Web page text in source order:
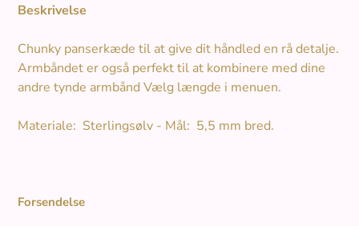
Beskrivelse
Chunky panserkæde til at give dit håndled en rå detalje.
Armbåndet er også perfekt til at kombinere med dine
andre tynde armbånd Vælg længde i menuen.
Materiale: Sterlingsølv - Mål: 5,5 mm bred.
Forsendelse